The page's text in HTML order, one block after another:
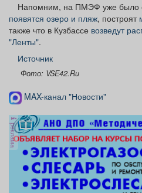
Напомним, на ПМЭФ уже было
появятся озеро и пляж, построят
также что в Кузбассе возведут
"Ленты".
Источник
Фото: VSE42.Ru
MAX-канал "Новости"
реклама